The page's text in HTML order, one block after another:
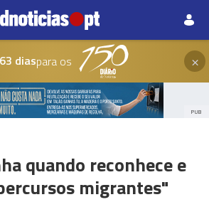
63 diaspara os ×
PUB
quando reconhece e
migrantes"